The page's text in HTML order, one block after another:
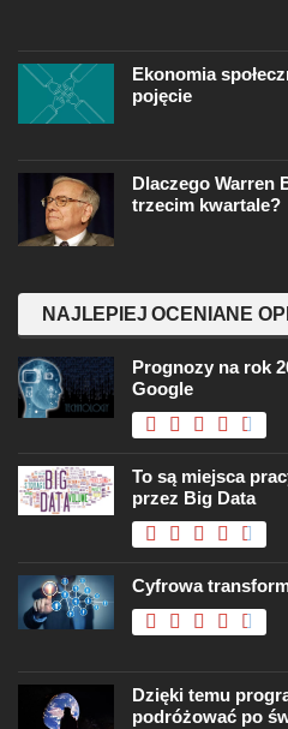
Ekonomia
pojęcie
Dlaczego Warren
trzecim kwartale?
NAJLEPIEJ OCENIANE
Prognozy na rok
Google
To są miejsca
przez Big Data
Cyfrowa
Dzięki temu
podróżować po